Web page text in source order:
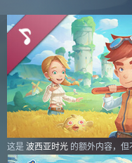
这是 波西亚时光 的额外内容，但